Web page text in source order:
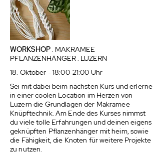
WORKSHOP. MAKRAMEE
PFLANZENHÄNGER . LUZERN
18. Oktober - 18:00-21:00 Uhr
Sei mit dabei beim nächsten Kurs und erlerne
in einer coolen Location im Herzen von
Luzern die Grundlagen der Makramee
Knüpftechnik. Am Ende des Kurses nimmst
du viele tolle Erfahrungen und deinen eigens
geknüpften Pflanzenhänger mit heim, sowie
die Fähigkeit, die Knoten für weitere Projekte
zu nutzen.